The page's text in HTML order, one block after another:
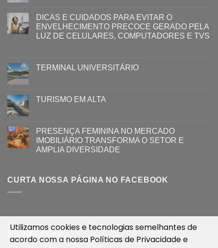
DICAS E CUIDADOS PARA EVITAR O
ENVELHECIMENTO PRECOCE GERADO PELA
LUZ ​DE CELULARES, COMPUTADORES E TVS​​
TERMINAL UNIVERSITÁRIO
TURISMO EM ALTA
PRESENÇA FEMININA NO MERCADO
IMOBILIÁRIO TRANSFORMA O SETOR E
AMPLIA DIVERSIDADE
CURTA NOSSA PÁGINA NO FACEBOOK
Utilizamos cookies e tecnologias semelhantes de
acordo com a nossa Políticas de Privacidadee